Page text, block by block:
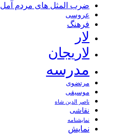
ضرب المثل های مردم آمل
عروسی
فرهنگ
لار
لاریجان
مدرسه
مرتضوی
موسیقی
ناصر الدین شاه
نقاشی
نمايشنامه
نمایش